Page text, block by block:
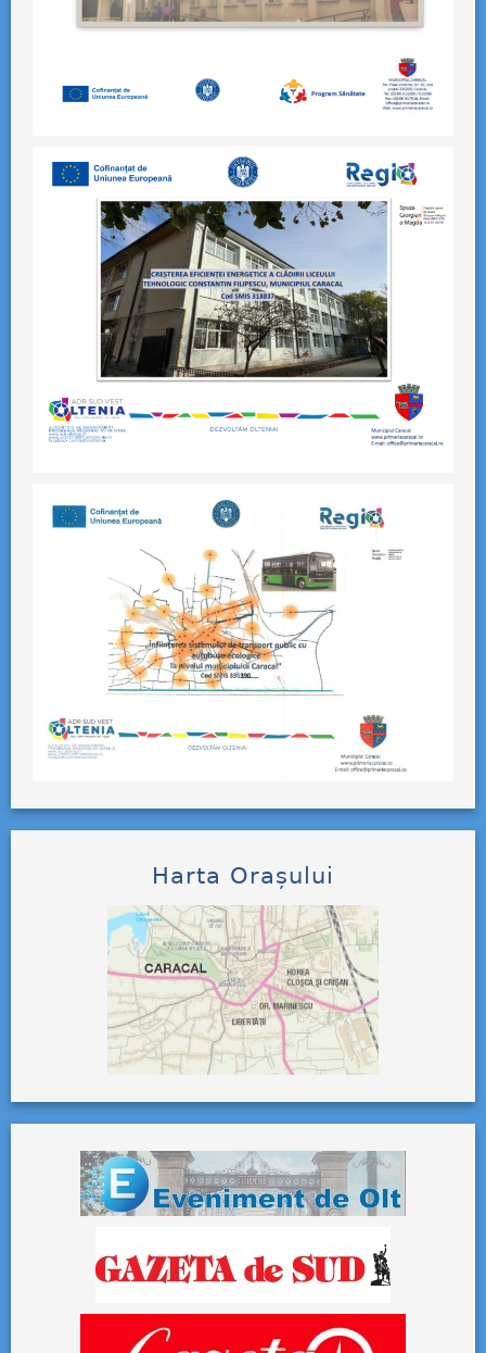
Harta Orașului